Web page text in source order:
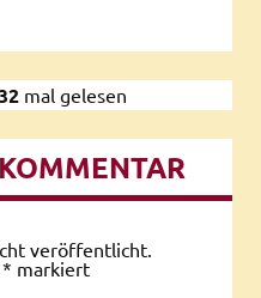
mal gelesen
veröffentlicht.
* markiert